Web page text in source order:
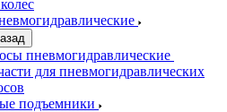
пневмогидравлические
для пневмогидравлических
подъемники